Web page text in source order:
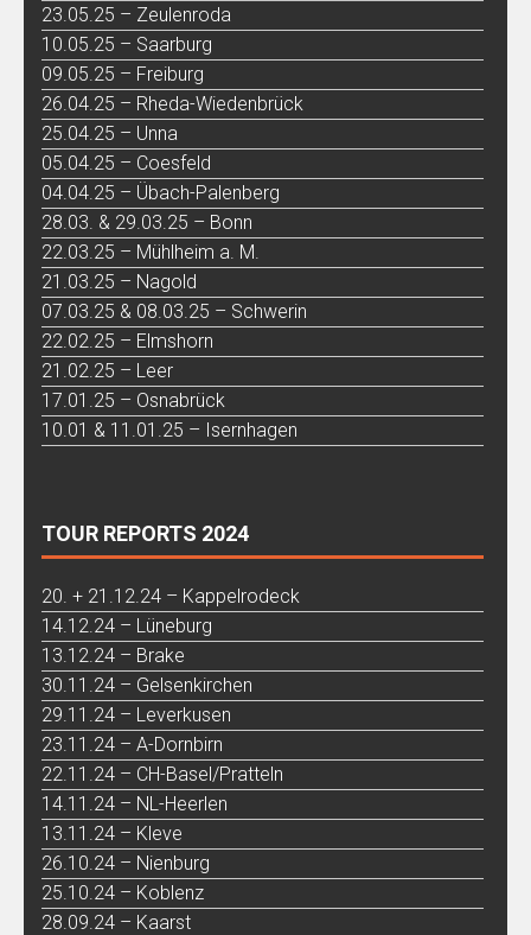
23.05.25 – Zeulenroda
10.05.25 – Saarburg
09.05.25 – Freiburg
26.04.25 – Rheda-Wiedenbrück
25.04.25 – Unna
05.04.25 – Coesfeld
04.04.25 – Übach-Palenberg
28.03. & 29.03.25 – Bonn
22.03.25 – Mühlheim a. M.
21.03.25 – Nagold
07.03.25 & 08.03.25 – Schwerin
22.02.25 – Elmshorn
21.02.25 – Leer
17.01.25 – Osnabrück
10.01 & 11.01.25 – Isernhagen
TOUR REPORTS 2024
20. + 21.12.24 – Kappelrodeck
14.12.24 – Lüneburg
13.12.24 – Brake
30.11.24 – Gelsenkirchen
29.11.24 – Leverkusen
23.11.24 – A-Dornbirn
22.11.24 – CH-Basel/Pratteln
14.11.24 – NL-Heerlen
13.11.24 – Kleve
26.10.24 – Nienburg
25.10.24 – Koblenz
28.09.24 – Kaarst